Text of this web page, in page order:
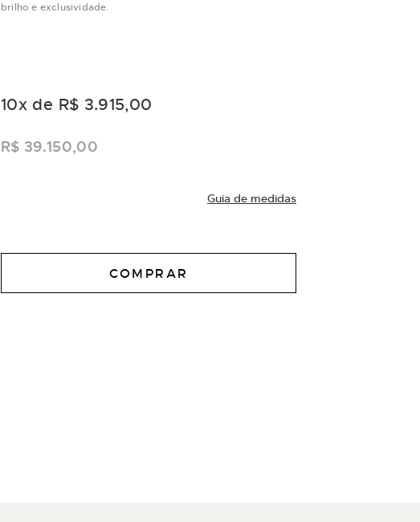
R$ 39.150,00
10x de R$ 3.915,00
Guia de medidas
brilho e exclusividade.
COMPRAR